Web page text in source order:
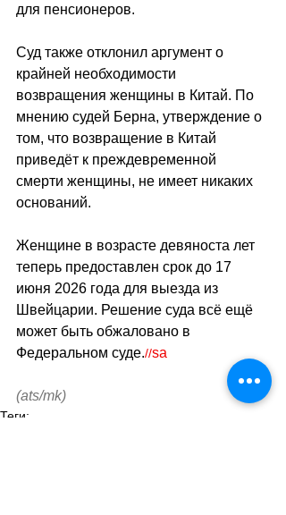
для пенсионеров.
Суд также отклонил аргумент о
крайней необходимости
возвращения женщины в Китай. По
мнению судей Берна, утверждение о
том, что возвращение в Китай
приведёт к преждевременной
смерти женщины, не имеет никаких
оснований.
Женщине в возрасте девяноста лет
теперь предоставлен срок до 17
июня 2026 года для выезда из
Швейцарии. Решение суда всё ещё
может быть обжаловано в
Федеральном суде.//sa
(ats/mk)
Теги: